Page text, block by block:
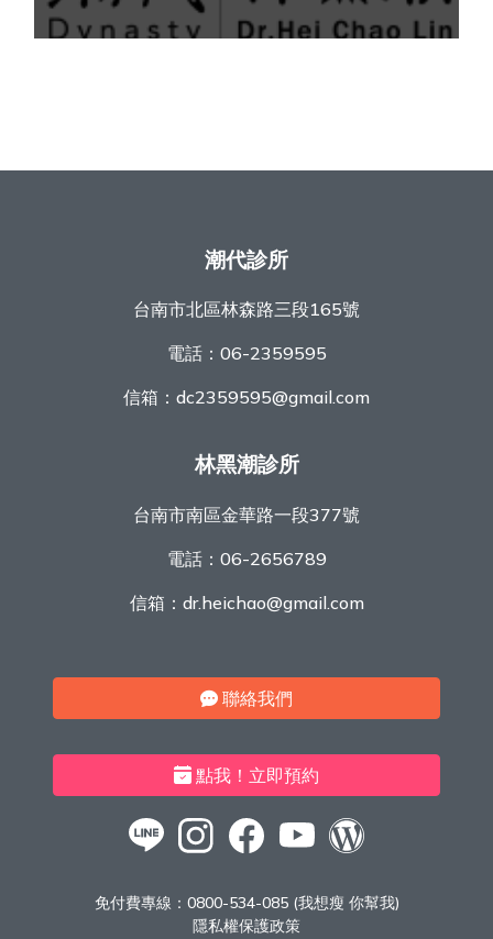
潮代診所
台南市北區林森路三段165號
電話： 06-2359595
信箱： dc2359595@gmail.com
林黑潮診所
台南市南區金華路一段377號
電話： 06-2656789
信箱： dr.heichao@gmail.com
聯絡我們
點我！立即預約
免付費專線： 0800-534-085 (我想瘦 你幫我)
隱私權保護政策